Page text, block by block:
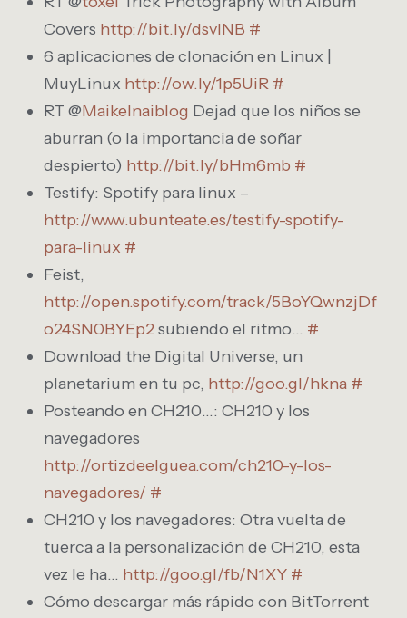
Covers http://bit.ly/dsvlNB #
6 aplicaciones de clonación en Linux |
MuyLinux http://ow.ly/1p5UiR #
RT @Maikelnaiblog Dejad que los niños se
aburran (o la importancia de soñar
despierto) http://bit.ly/bHm6mb #
Testify: Spotify para linux –
http://www.ubunteate.es/testify-spotify-
para-linux #
Feist,
http://open.spotify.com/track/5BoYQwnzjDf
o24SN0BYEp2 subiendo el ritmo… #
Download the Digital Universe, un
planetarium en tu pc, http://goo.gl/hkna #
Posteando en CH210…: CH210 y los
navegadores
http://ortizdeelguea.com/ch210-y-los-
navegadores/ #
CH210 y los navegadores: Otra vuelta de
tuerca a la personalización de CH210, esta
vez le ha… http://goo.gl/fb/N1XY #
Cómo descargar más rápido con BitTorrent